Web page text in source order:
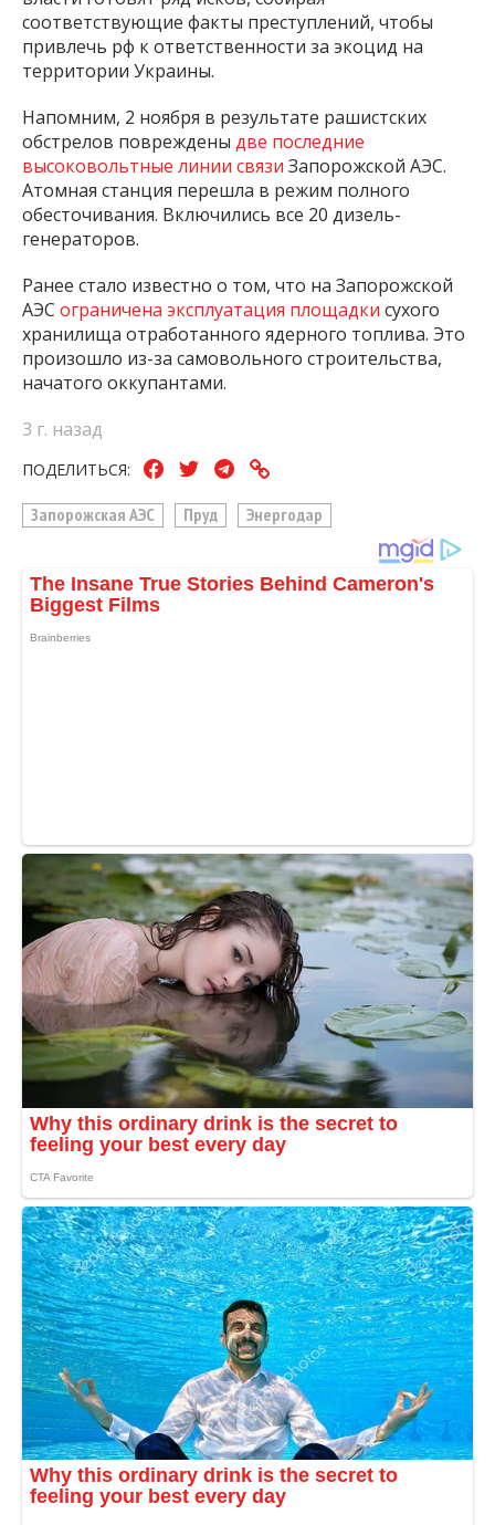
соответствующие факты преступлений, чтобы
привлечь рф к ответственности за экоцид на
территории Украины.
Напомним, 2 ноября в результате рашистских
обстрелов повреждены две последние
высоковольтные линии связи Запорожской АЭС.
Атомная станция перешла в режим полного
обесточивания. Включились все 20 дизель-
генераторов.
Ранее стало известно о том, что на Запорожской
АЭС ограничена эксплуатация площадки сухого
хранилища отработанного ядерного топлива. Это
произошло из-за самовольного строительства,
начатого оккупантами.
3 г. назад
ПОДЕЛИТЬСЯ:
Запорожская АЭС Пруд Энергодар